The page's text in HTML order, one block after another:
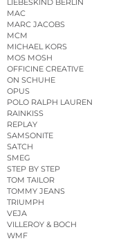
MAC
MARC JACOBS
MCM
MICHAEL KORS
MOS MOSH
OFFICINE CREATIVE
ON SCHUHE
OPUS
POLO RALPH LAUREN
RAINKISS
REPLAY
SAMSONITE
SATCH
SMEG
STEP BY STEP
TOM TAILOR
TOMMY JEANS
TRIUMPH
VEJA
VILLEROY & BOCH
WMF